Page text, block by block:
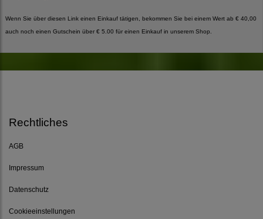
Wenn Sie über diesen Link einen Einkauf tätigen, bekommen Sie bei einem Wert ab € 40,00
auch noch einen Gutschein über € 5.00 für einen Einkauf in unserem Shop.
Rechtliches
AGB
Impressum
Datenschutz
Cookieeinstellungen